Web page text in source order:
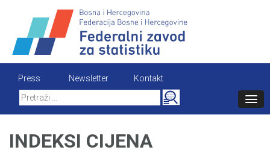
content
Press Newsletter
Kontakt
Search
for:
INDEKSI CIJENA